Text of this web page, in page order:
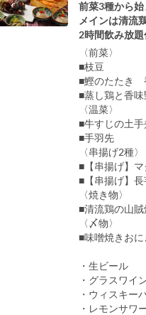
前菜3種から
メインは清流
2時間飲み放題
〈前菜〉
■枝豆
■鰹のたたき
■蒸し鶏と香
〈温菜〉
■牛すじの土手
■手羽先
〈串揚げ2種〉
■【串揚げ】
■【串揚げ】長
〈焼き物〉
■清流鶏の山賊
〈〆物〉
■味噌焼きおに
・生ビール
・グラスワ
・ウィスキー
・レモンサワ